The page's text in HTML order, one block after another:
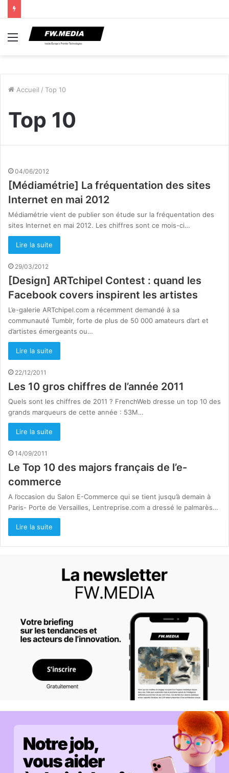
Menu
Accueil / Top 10
Top 10
04/06/2012
[Médiamétrie] La fréquentation des sites
Internet en mai 2012
Médiamétrie vient de publier son étude sur la fréquentation des
sites Internet en mai 2012. Les chiffres sont ce mois-ci…
Lire la suite
29/03/2012
[Design] ARTchipel Contest : quand les
Facebook covers inspirent les artistes
L’e-galerie ARTchipel.com a récemment demandé à sa
communauté Tumblr, forte de plus de 50 000 amateurs d’art et
d’artistes émergeants ou…
Lire la suite
22/12/2011
Les 10 gros chiffres de l’année 2011
Quels sont les chiffres de 2011 ? FrenchWeb dresse un top 10 des
grands marqueurs de cette année : 53M…
Lire la suite
14/09/2011
Le Top 10 des majors français de l’e-
commerce
A l’occasion du Salon E-Commerce qui se tient jusqu’à demain à
Paris- Porte de Versailles, Lentreprise.com a dressé le palmarès…
Lire la suite